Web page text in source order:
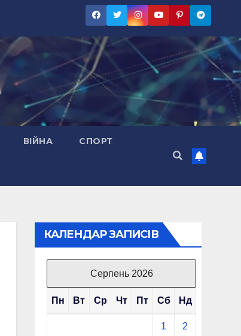
ВІЙНА СПОРТ
КАЛЕНДАР ЗАПИСІВ
Серпень 2026
Пн Вт Ср Чт Пт Сб Нд
1 2